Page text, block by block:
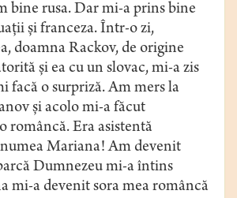
bine rusa. Dar mi-a prins bine
şi franceza. Într-o zi,
doamna Rackov, de origine
şi ea cu un slovac, mi-a zis
facă o surpriză. Am mers la
şi acolo mi-a făcut
româncă. Era asistentă
Mariana! Am devenit
Dumnezeu mi-a întins
mi-a devenit sora mea româncă